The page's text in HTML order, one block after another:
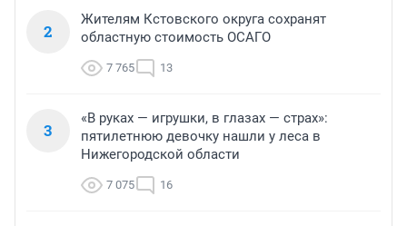
2
Жителям Кстовского округа сохранят
областную стоимость ОСАГО
7 765 13
3
«В руках — игрушки, в глазах — страх»:
пятилетнюю девочку нашли у леса в
Нижегородской области
7 075 16